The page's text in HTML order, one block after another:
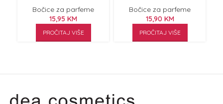
Bočice za parfeme
15,95 KM
PROČITAJ VIŠE
Bočice za parfeme
15,90 KM
PROČITAJ VIŠE